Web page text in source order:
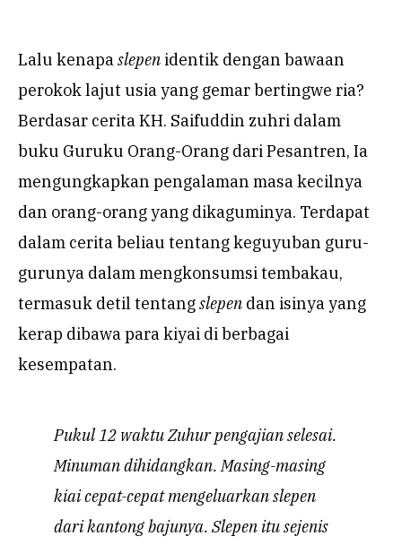
Lalu kenapa slepen identik dengan bawaan
perokok lajut usia yang gemar bertingwe ria?
Berdasar cerita KH. Saifuddin zuhri dalam
buku Guruku Orang-Orang dari Pesantren, Ia
mengungkapkan pengalaman masa kecilnya
dan orang-orang yang dikaguminya. Terdapat
dalam cerita beliau tentang keguyuban guru-
gurunya dalam mengkonsumsi tembakau,
termasuk detil tentangslepen dan isinya yang
kerap dibawa para kiyai di berbagai
kesempatan.
Pukul 12 waktu Zuhur pengajian selesai.
Minuman dihidangkan. Masing-masing
kiai cepat-cepat mengeluarkan slepen
dari kantong bajunya. Slepen itu sejenis